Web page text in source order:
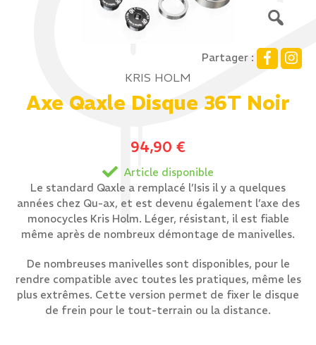
Partager :
KRIS HOLM
Axe Qaxle Disque 36T Noir
94,90 €
Article disponible
Le standard Qaxle a remplacé l’Isis il y a quelques
années chez Qu-ax, et est devenu également l’axe des
monocycles Kris Holm. Léger, résistant, il est fiable
même après de nombreux démontage de manivelles.
De nombreuses manivelles sont disponibles, pour le
rendre compatible avec toutes les pratiques, même les
plus extrêmes. Cette version permet de fixer le disque
de frein pour le tout-terrain ou la distance.